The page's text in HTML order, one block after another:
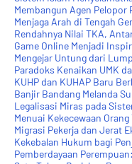
Membangun Agen
Menjaga Arah di Tengah
Rendahnya Nilai TKA,
Game Online Menjadi
Mengejar Untung dari
Paradoks Kenaikan UMK
KUHP dan KUHAP Baru
Banjir Bandang Melanda
Legalisasi Miras pada
Menuai Kekecewaan
Migrasi Pekerja dan Jerat
Kekebalan Hukum bagi
Pemberdayaan